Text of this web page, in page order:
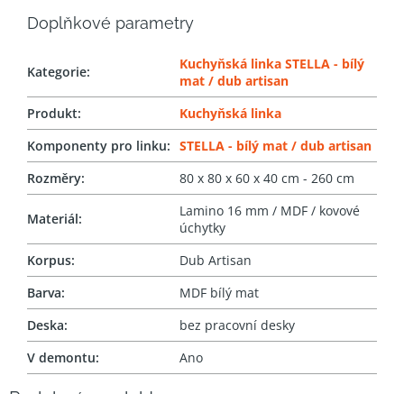
Doplňkové parametry
Kategorie:
Kuchyňská linka STELLA - bílý
mat / dub artisan
Produkt:
Kuchyňská linka
Komponenty pro linku: STELLA - bílý mat / dub artisan
Rozměry: 80 x 80 x 60 x 40 cm - 260 cm
Materiál:
Lamino 16 mm / MDF / kovové
úchytky
Korpus:
Dub Artisan
Barva:
MDF bílý mat
Deska:
bez pracovní desky
V demontu: Ano